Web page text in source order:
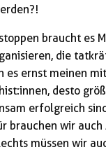
braucht es
die
es ernst meinen
desto
erfolgreich
brauchen wir auch
müssen wir